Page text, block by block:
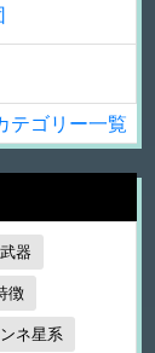
テゴリー一覧
器
徴
ネ星系